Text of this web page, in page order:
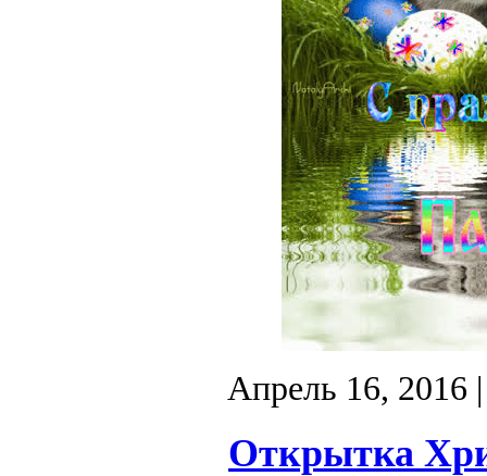
Апрель 16, 2016
Открытка